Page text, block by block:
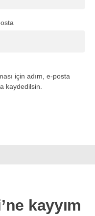
için adım, e-posta
kaydedilsin.
kayyım